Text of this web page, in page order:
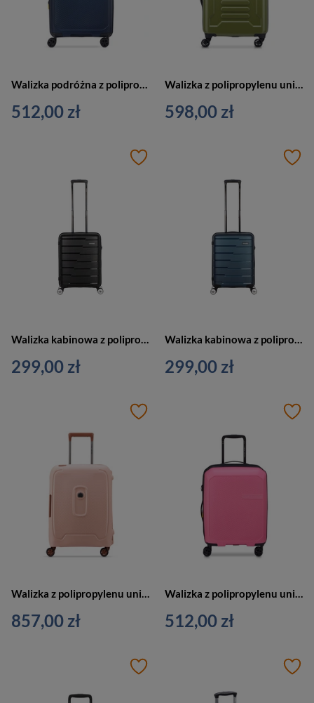
Walizka podróżna z polipropylenu unisex Delsey Anvers kabinowa mała niebieska
512,00 zł
Walizka z polipropylenu unisex Delsey Jeep JH004C kabinowa mała zielona
598,00 zł
299,00 zł 299,00 zł
Walizka z polipropylenu unisex Delsey Moncey Slim kabinowa mała różowa
857,00 zł
Walizka z polipropylenu unisex Delsey Anvers twarda kabinowa 55 cm różowa
512,00 zł